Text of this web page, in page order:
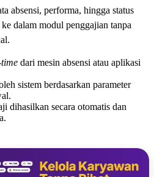
absensi, performa, hingga status
dalam modul penggajian tanpa
dari mesin absensi atau aplikasi
sistem berdasarkan parameter
dihasilkan secara otomatis dan